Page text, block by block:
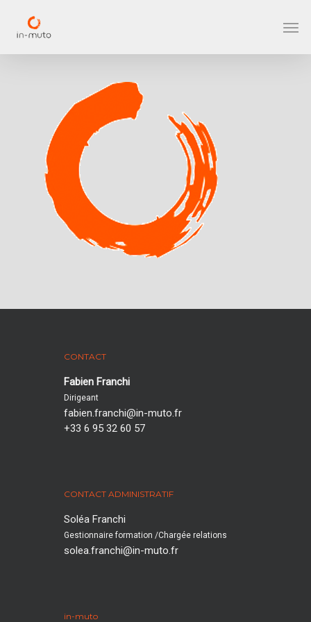
CONTACT
Fabien Franchi
Dirigeant
fabien.franchi@in-muto.fr
+33 6 95 32 60 57‬
CONTACT ADMINISTRATIF
Soléa Franchi
Gestionnaire formation /Chargée relations
solea.franchi@in-muto.fr
in-muto